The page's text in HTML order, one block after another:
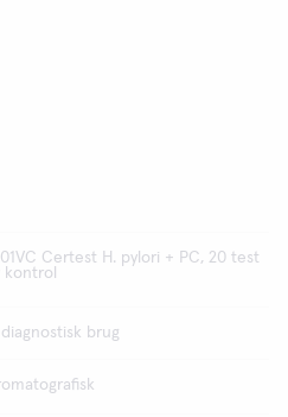
Certest H. pylori + PC, 20 test
kontrol
diagnostisk brug